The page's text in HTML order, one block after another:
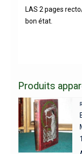
LAS 2 pages
bon état.
Produits